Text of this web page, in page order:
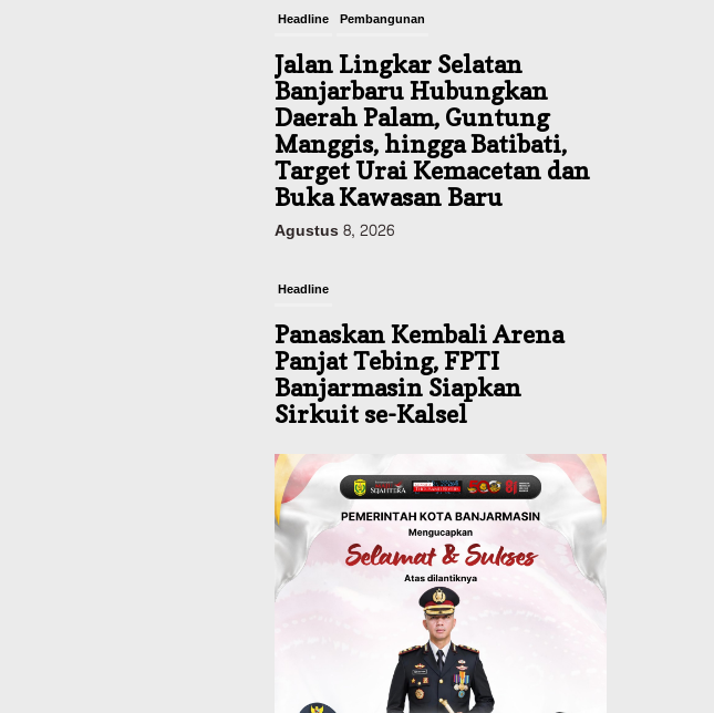
Headline Pembangunan
Jalan Lingkar Selatan
Banjarbaru Hubungkan
Daerah Palam, Guntung
Manggis, hingga Batibati,
Target Urai Kemacetan dan
Buka Kawasan Baru
Agustus 8, 2026
Headline
Panaskan Kembali Arena
Panjat Tebing, FPTI
Banjarmasin Siapkan
Sirkuit se-Kalsel
Agustus 8, 2026
Sosial & Keagamaan
Hari Pramuka ke-65,
Kwarcab Banjarmasin
Ziarah ke Makam Pangeran
Antasari dan Gelar Ulang
Agustus 8, 2026